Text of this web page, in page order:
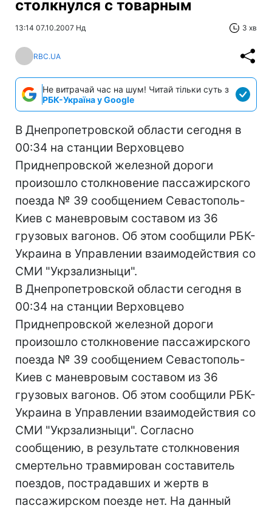
столкнулся с товарным
13:14 07.10.2007 Нд 3 хв
RBC.UA
Не витрачай час на шум! Читай тільки суть з
РБК-Україна у Google
В Днепропетровской области сегодня в
00:34 на станции Верховцево
Приднепровской железной дороги
произошло столкновение пассажирского
поезда № 39 сообщением Севастополь-
Киев с маневровым составом из 36
грузовых вагонов. Об этом сообщили РБК-
Украина в Управлении взаимодействия со
СМИ "Укрзализныци".
В Днепропетровской области сегодня в
00:34 на станции Верховцево
Приднепровской железной дороги
произошло столкновение пассажирского
поезда № 39 сообщением Севастополь-
Киев с маневровым составом из 36
грузовых вагонов. Об этом сообщили РБК-
Украина в Управлении взаимодействия со
СМИ "Укрзализныци". Согласно
сообщению, в результате столкновения
смертельно травмирован составитель
поездов, пострадавших и жертв в
пассажирском поезде нет. На данный